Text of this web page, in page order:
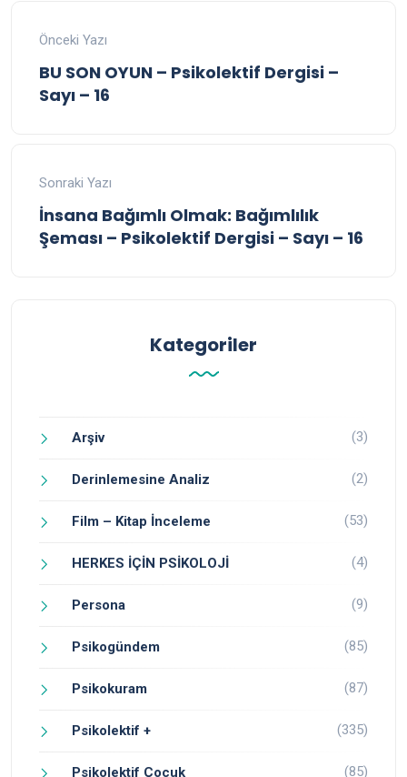
Önceki Yazı
BU SON OYUN – Psikolektif Dergisi –
Sayı – 16
Sonraki Yazı
İnsana Bağımlı Olmak: Bağımlılık
Şeması – Psikolektif Dergisi – Sayı – 16
Kategoriler
Arşiv (3)
Derinlemesine Analiz (2)
Film – Kitap İnceleme (53)
HERKES İÇİN PSİKOLOJİ (4)
Persona (9)
Psikogündem (85)
Psikokuram (87)
Psikolektif + (335)
Psikolektif Çocuk (85)